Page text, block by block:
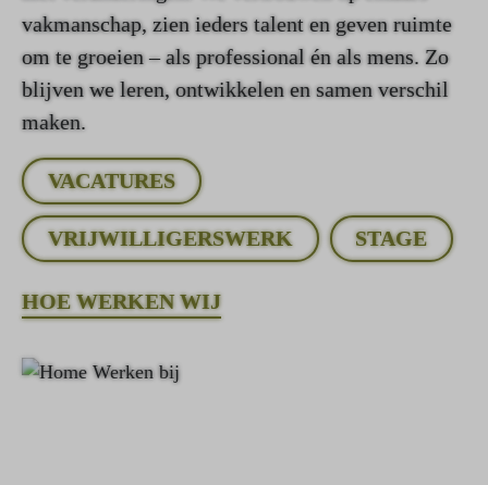
vakmanschap, zien ieders talent en geven ruimte
om te groeien – als professional én als mens. Zo
blijven we leren, ontwikkelen en samen verschil
maken.
VACATURES
VRIJWILLIGERSWERK STAGE
HOE WERKEN WIJ